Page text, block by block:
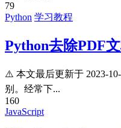
79
Python 学习教程
Python去除PDF
⚠️ 本文最后更新于 2023-
别。经常下...
160
JavaScript